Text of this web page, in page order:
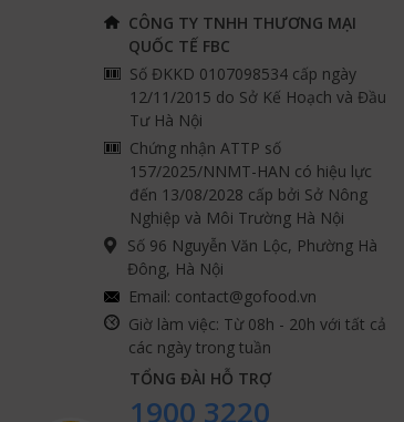
CÔNG TY TNHH THƯƠNG MẠI
QUỐC TẾ FBC
Số ĐKKD 0107098534 cấp ngày
12/11/2015 do Sở Kế Hoạch và Đầu
Tư Hà Nội
Chứng nhận ATTP số
157/2025/NNMT-HAN có hiệu lực
đến 13/08/2028 cấp bởi Sở Nông
Nghiệp và Môi Trường Hà Nội
Số 96 Nguyễn Văn Lộc, Phường Hà
Đông, Hà Nội
Email: contact@gofood.vn
Giờ làm việc: Từ 08h - 20h với tất cả
các ngày trong tuần
TỔNG ĐÀI HỖ TRỢ
1900 3220